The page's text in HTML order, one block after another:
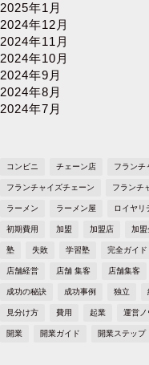
2025年1月
2024年12月
2024年11月
2024年10月
2024年9月
2024年8月
2024年7月
コンビニ チェーン店 フランチ
フランチャイズチェーン フランチ
ラーメン ラーメン屋 ロイヤリ
初期費用 加盟 加盟店 加盟
塾 失敗 学習塾 完全ガイド
店舗経営 店舗 集客 店舗集客
成功の秘訣 成功事例 独立
見分け方 費用 起業 運営ノ
開業 開業ガイド 開業ステップ